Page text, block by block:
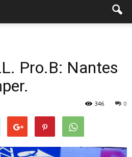
Pro.B: Nantes
0
346